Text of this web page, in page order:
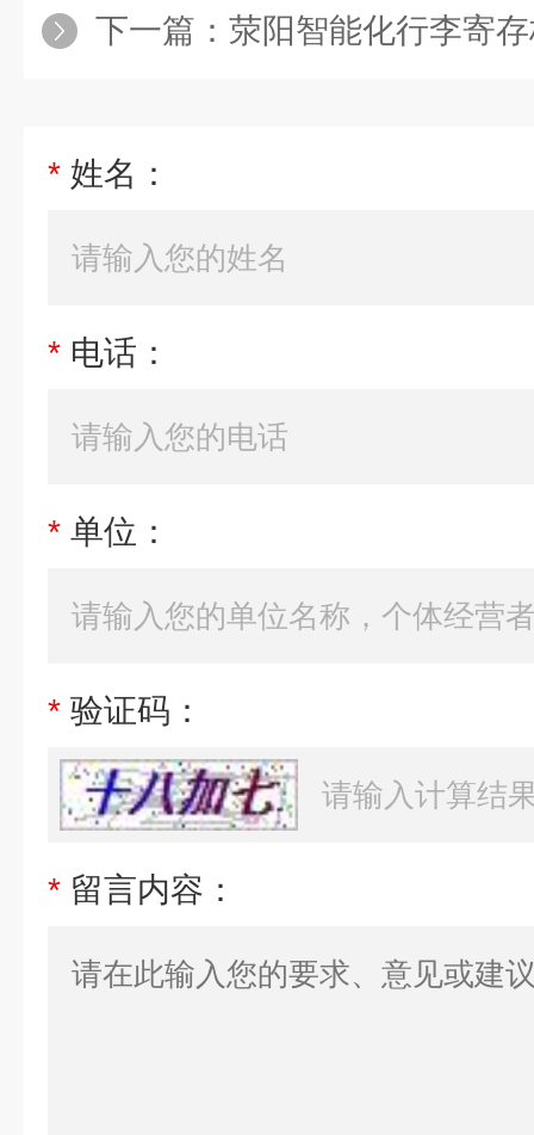
下一篇： 荥阳智能化行李寄
* 姓名：
* 电话：
* 单位：
* 验证码：
* 留言内容：